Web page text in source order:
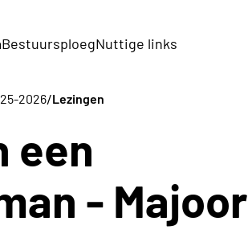
BestuursploegNuttige links
2026/Lezingen
een
- Majoor